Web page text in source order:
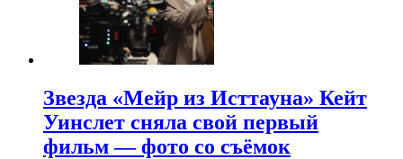
Звезда «Мейр из Исттауна» Кейт
Уинслет сняла свой первый
фильм — фото со съёмок